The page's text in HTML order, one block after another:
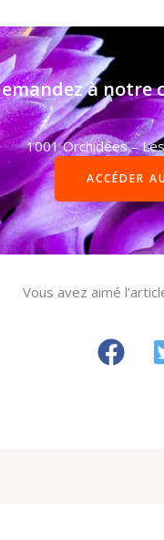
à notre
1001 Orchidées –
ACCÉDER
Vous avez aimé